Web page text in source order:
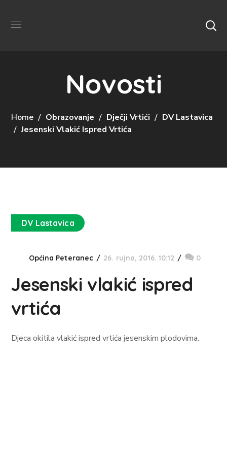
Novosti
Home Obrazovanje Dječji Vrtići
DV Lastavica
Jesenski Vlakić Ispred Vrtića
DV Lastavica
Općina Peteranec 26. rujna, 2016. 10:12 0
Jesenski vlakić ispred
vrtića
Djeca okitila vlakić ispred vrtića jesenskim plodovima.